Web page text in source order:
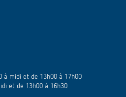
à midi et de 13h00 à 17h00
et de 13h00 à 16h30